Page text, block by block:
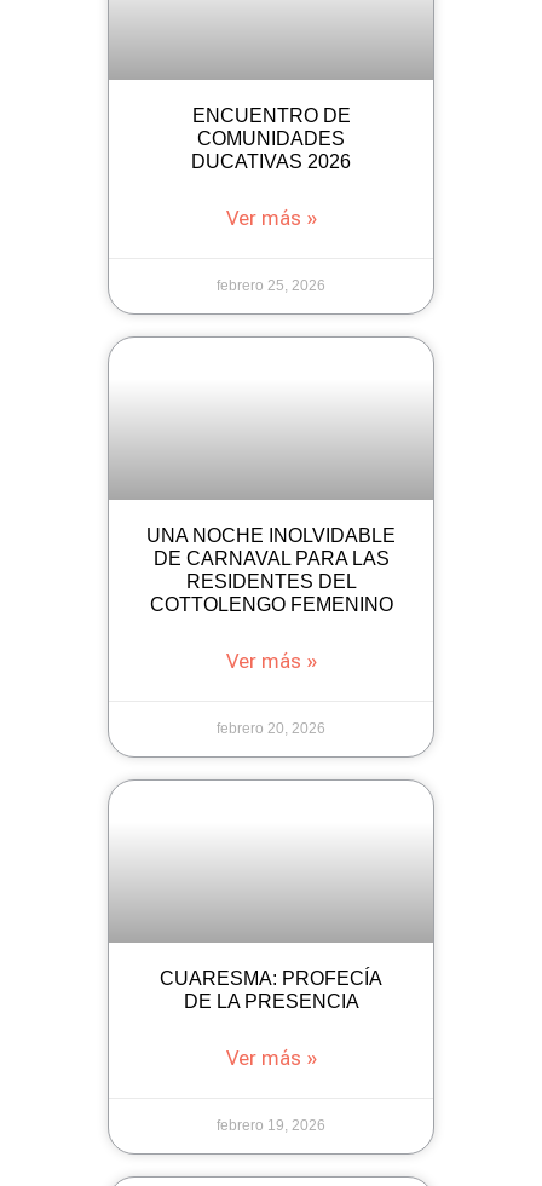
ENCUENTRO DE
COMUNIDADES
DUCATIVAS 2026
Ver más »
febrero 25, 2026
UNA NOCHE INOLVIDABLE
DE CARNAVAL PARA LAS
RESIDENTES DEL
COTTOLENGO FEMENINO
Ver más »
febrero 20, 2026
CUARESMA: PROFECÍA
DE LA PRESENCIA
Ver más »
febrero 19, 2026